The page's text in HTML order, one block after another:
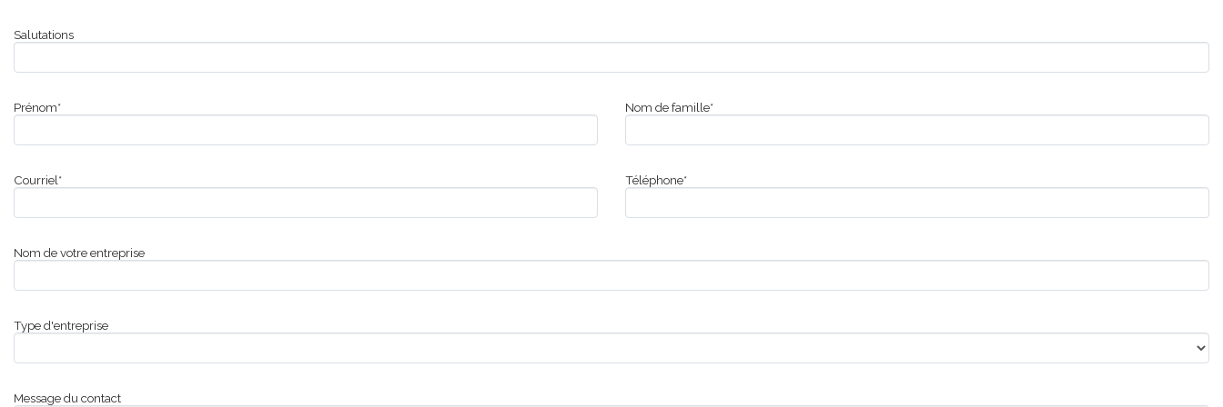
Salutations
Prénom* Nom de famille*
Courriel* Téléphone*
Nom de votre entreprise
Type d'entreprise
Message du contact